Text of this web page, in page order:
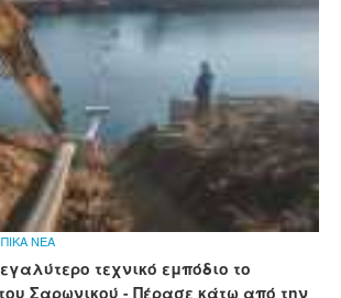
ΝΕΑ
τεχνικό εμπόδιο το
Σαρωνικού - Πέρασε κάτω από την